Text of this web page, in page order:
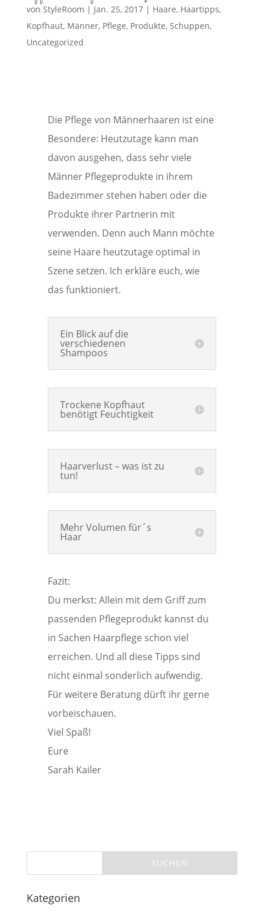
von StyleRoom | Jan. 25, 2017| Haare, Haartipps,
Kopfhaut, Männer, Pflege, Produkte, Schuppen,
Uncategorized
Die Pflege von Männerhaaren ist eine
Besondere: Heutzutage kann man
davon ausgehen, dass sehr viele
Männer Pflegeprodukte in ihrem
Badezimmer stehen haben oder die
Produkte ihrer Partnerin mit
verwenden. Denn auch Mann möchte
seine Haare heutzutage optimal in
Szene setzen. Ich erkläre euch, wie
das funktioniert.
Ein Blick auf die
verschiedenen
Shampoos
Trockene Kopfhaut
benötigt Feuchtigkeit
Haarverlust – was ist zu
tun!
Mehr Volumen für´s
Haar
Fazit:
Du merkst: Allein mit dem Griff zum
passenden Pflegeprodukt kannst du
in Sachen Haarpflege schon viel
erreichen. Und all diese Tipps sind
nicht einmal sonderlich aufwendig.
Für weitere Beratung dürft ihr gerne
vorbeischauen.
Viel Spaß!
Eure
Sarah Kailer
Kategorien